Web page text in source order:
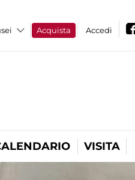
Acquista Accedi
VISITA